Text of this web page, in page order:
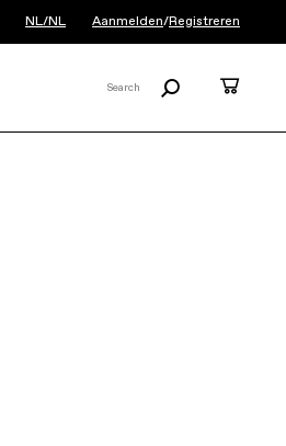
NL/NL Aanmelden/Registreren
Search